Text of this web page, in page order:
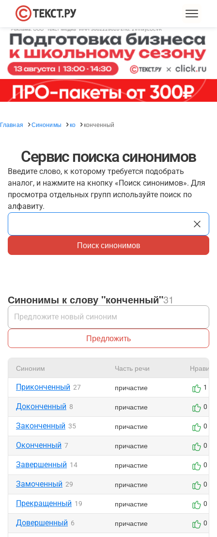
Главная Синонимы ко конченный
Сервис поиска синонимов
Введите слово, к которому требуется подобрать
аналог, и нажмите на кнопку «Поиск синонимов». Для
просмотра отдельных групп используйте поиск по
алфавиту.
Поиск синонимов
Синонимы к слову "конченный"31
Предложить
Синоним Часть речи
Приконченный 27 причастие 1
Доконченный 8 причастие 0
Законченный 35 причастие 0
Оконченный 7 причастие 0
Завершенный 14 причастие 0
Замоченный 29 причастие 0
Прекращенный 19 причастие 0
Довершенный 6 причастие 0